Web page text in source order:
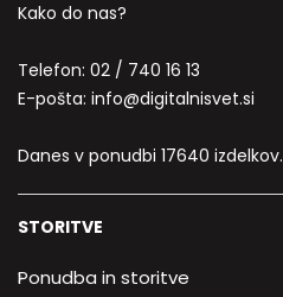
Kako do nas?
Telefon: 02 / 740 16 13
E-pošta: info@digitalnisvet.si
Danes v ponudbi 17640 izdelkov.
STORITVE
Ponudba in storitve